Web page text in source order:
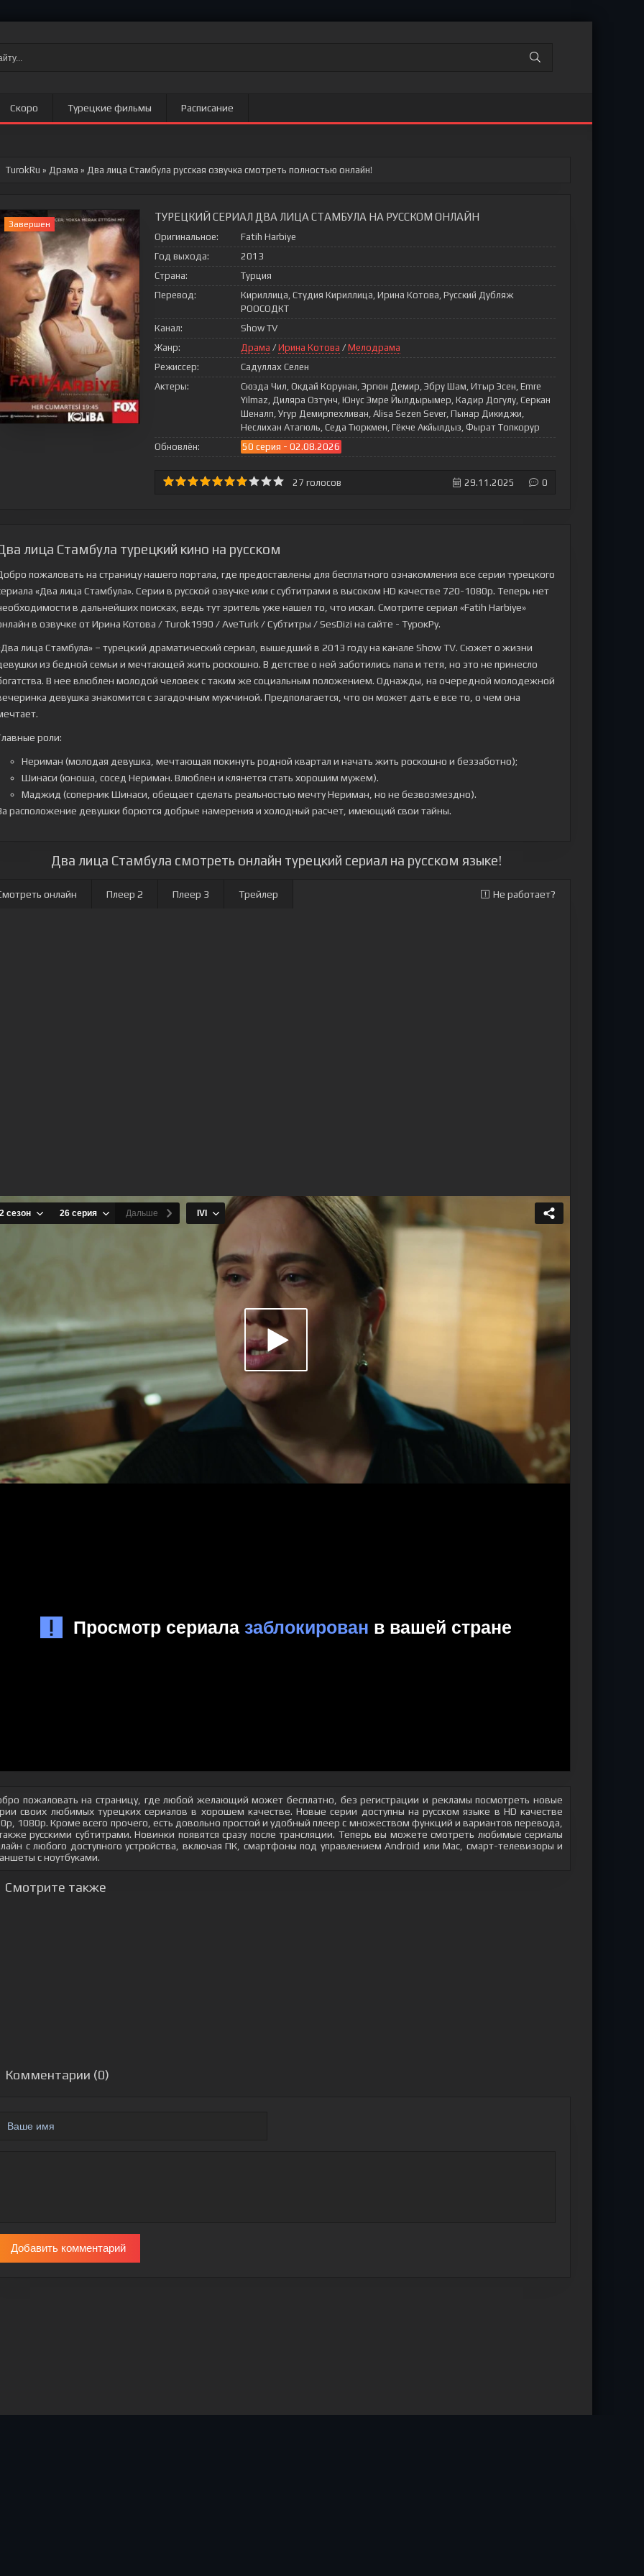
Скоро Турецкие фильмы Расписание
TurokRu » Драма » Два лица Стамбула русская озвучка смотреть полностью онлайн!
Завершен
ТУРЕЦКИЙ СЕРИАЛ ДВА ЛИЦА СТАМБУЛА НА РУССКОМ ОНЛАЙН
Оригинальное:
Fatih Harbiye
Год выхода:
2013
Страна:
Турция
Перевод:
Кириллица, Студия Кириллица, Ирина Котова, Русский Дубляж
РООСОДКТ
Канал:
Show TV
Жанр:
Драма / Ирина Котова / Мелодрама
Режиссер:
Садуллах Селен
Актеры:
Сюэда Чил, Окдай Корунан, Эргюн Демир, Эбру Шам, Итыр Эсен, Emre
Yilmaz, Диляра Озтунч, Юнус Эмре Йылдырымер, Кадир Догулу, Серкан
Шеналп, Угур Демирпехливан, Alisa Sezen Sever, Пынар Дикиджи,
Неслихан Атагюль, Седа Тюркмен, Гёкче Акйылдыз, Фырат Топкорур
Обновлён:
50 серия - 02.08.2026
27 голосов 29.11.2025 0
лица Стамбула турецкий кино на русском
пожаловать на страницу нашего портала, где предоставлены для бесплатного ознакомления все серии турецкого
«Два лица Стамбула». Серии в русской озвучке или с субтитрами в высоком HD качестве 720-1080p. Теперь нет
в дальнейших поисках, ведь тут зритель уже нашел то, что искал. Смотрите сериал «Fatih Harbiye»
в озвучке от Ирина Котова / Turok1990 / AveTurk / Субтитры / SesDizi на сайте - ТурокРу.
лица Стамбула» – турецкий драматический сериал, вышедший в 2013 году на канале Show TV. Сюжет о жизни
из бедной семьи и мечтающей жить роскошно. В детстве о ней заботились папа и тетя, но это не принесло
В нее влюблен молодой человек с таким же социальным положением. Однажды, на очередной молодежной
девушка знакомится с загадочным мужчиной. Предполагается, что он может дать е все то, о чем она
роли:
Нериман (молодая девушка, мечтающая покинуть родной квартал и начать жить роскошно и беззаботно);
Шинаси (юноша, сосед Нериман. Влюблен и клянется стать хорошим мужем).
Маджид (соперник Шинаси, обещает сделать реальностью мечту Нериман, но не безвозмездно).
расположение девушки борются добрые намерения и холодный расчет, имеющий свои тайны.
Два лица Стамбула смотреть онлайн турецкий сериал на русском языке!
онлайн Плеер 2 Плеер 3 Трейлер Не работает?
пожаловать на страницу, где любой желающий может бесплатно, без регистрации и рекламы посмотреть новые
своих любимых турецких сериалов в хорошем качестве. Новые серии доступны на русском языке в HD качестве
1080p. Кроме всего прочего, есть довольно простой и удобный плеер с множеством функций и вариантов перевода,
русскими субтитрами. Новинки появятся сразу после трансляции. Теперь вы можете смотреть любимые сериалы
с любого доступного устройства, включая ПК, смартфоны под управлением Android или Mac, смарт-телевизоры и
с ноутбуками.
Смотрите также
Комментарии (0)
Добавить комментарий